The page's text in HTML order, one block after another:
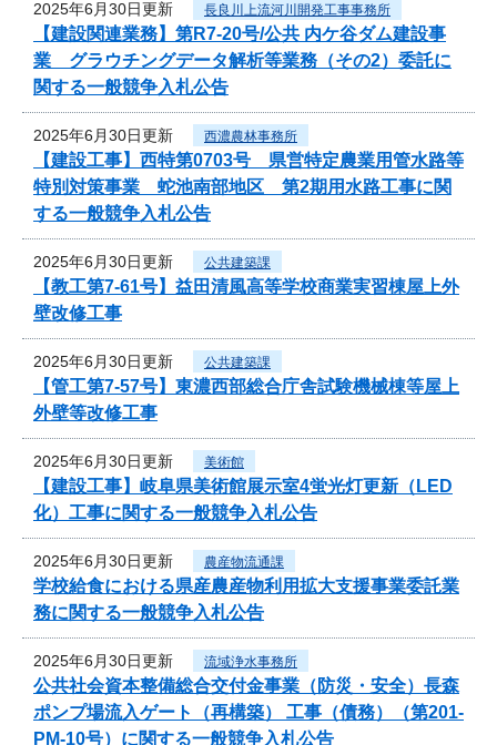
2025年6月30日更新 長良川上流河川開発工事事務所
【建設関連業務】第R7-20号/公共 内ケ谷ダム建設事
業 グラウチングデータ解析等業務（その2）委託に
関する一般競争入札公告
2025年6月30日更新 西濃農林事務所
【建設工事】西特第0703号 県営特定農業用管水路等
特別対策事業 蛇池南部地区 第2期用水路工事に関
する一般競争入札公告
2025年6月30日更新 公共建築課
【教工第7-61号】益田清風高等学校商業実習棟屋上外
壁改修工事
2025年6月30日更新 公共建築課
【管工第7-57号】東濃西部総合庁舎試験機械棟等屋上
外壁等改修工事
2025年6月30日更新 美術館
【建設工事】岐阜県美術館展示室4蛍光灯更新（LED
化）工事に関する一般競争入札公告
2025年6月30日更新 農産物流通課
学校給食における県産農産物利用拡大支援事業委託業
務に関する一般競争入札公告
2025年6月30日更新 流域浄水事務所
公共社会資本整備総合交付金事業（防災・安全）長森
ポンプ場流入ゲート（再構築） 工事（債務）（第201-
PM-10号）に関する一般競争入札公告